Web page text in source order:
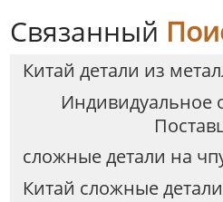
Связанный
Китай детали из
Индивидуальное
сложные детали на
Китай сложные